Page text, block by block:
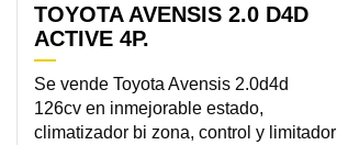
TOYOTA AVENSIS 2.0 D4D
ACTIVE 4P.
Se vende Toyota Avensis 2.0d4d
126cv en inmejorable estado,
climatizador bi zona, control y limitador